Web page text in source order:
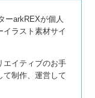
ーarkREXが個人
イラスト素材サイ
エイティブのお手
て制作、運営して